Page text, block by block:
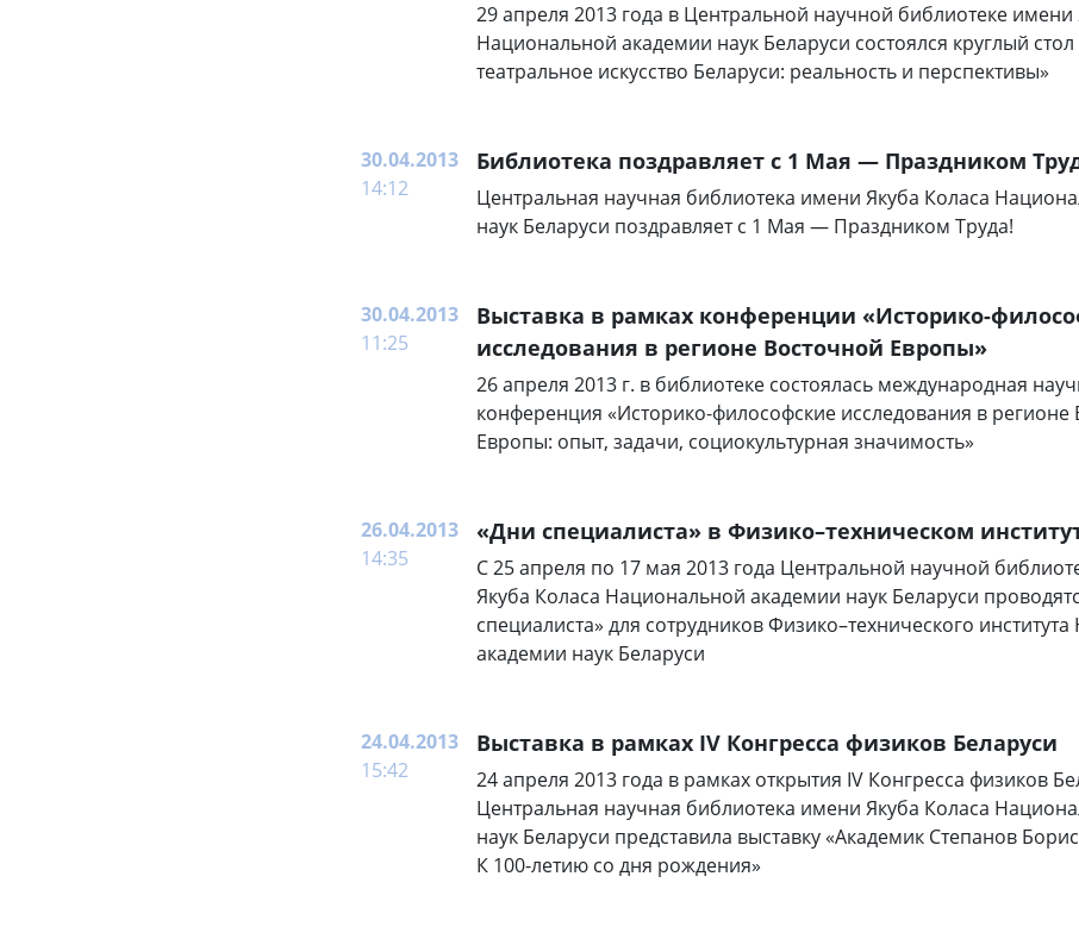
29 апреля 2013 года в Центральной научной библиотеке имени
Национальной академии наук Беларуси состоялся круглый
театральное искусство Беларуси: реальность и перспективы»
30.04.2013
14:12
Библиотека поздравляет с 1 Мая — Праздником
Центральная научная библиотека имени Якуба Коласа
наук Беларуси поздравляет с 1 Мая — Праздником Труда!
30.04.2013
11:25
Выставка в рамках конференции «Историко-
исследования в регионе Восточной Европы»
26 апреля 2013 г. в библиотеке состоялась международная
конференция «Историко-философские исследования в регионе
Европы: опыт, задачи, социокультурная значимость»
26.04.2013
14:35
«Дни специалиста» в Физико–техническом
С 25 апреля по 17 мая 2013 года Центральной научной
Якуба Коласа Национальной академии наук Беларуси
специалиста» для сотрудников Физико–технического
академии наук Беларуси
24.04.2013
15:42
Выставка в рамках IV Конгресса физиков Беларуси
24 апреля 2013 года в рамках открытия IV Конгресса физиков
Центральная научная библиотека имени Якуба Коласа
наук Беларуси представила выставку «Академик Степанов
К 100-летию со дня рождения»